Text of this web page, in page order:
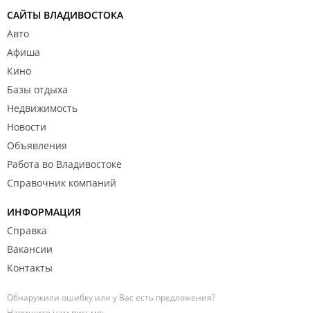
САЙТЫ ВЛАДИВОСТОКА
Авто
Афиша
Кино
Базы отдыха
Недвижимость
Новости
Объявления
Работа во Владивостоке
Справочник компаний
ИНФОРМАЦИЯ
Справка
Вакансии
Контакты
Обнаружили ошибку или у Вас есть предложения?